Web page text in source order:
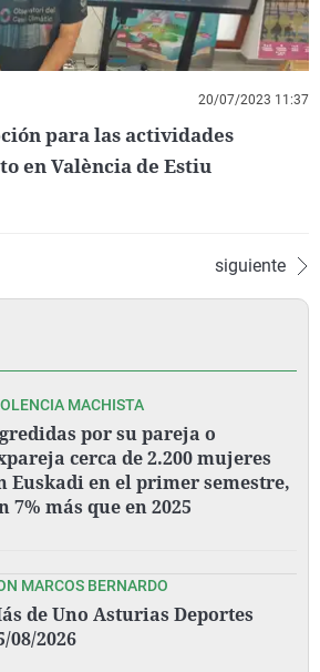
20/07/2023 11:37
para las actividades
en València de Estiu
siguiente
MACHISTA
por su pareja o
cerca de 2.200 mujeres
Euskadi en el primer semestre,
7% más que en 2025
MARCOS BERNARDO
de Uno Asturias Deportes
08/2026